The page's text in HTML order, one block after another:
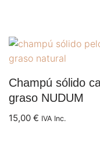
Champú sólido
graso NUDUM
15,00 € IVA Inc.